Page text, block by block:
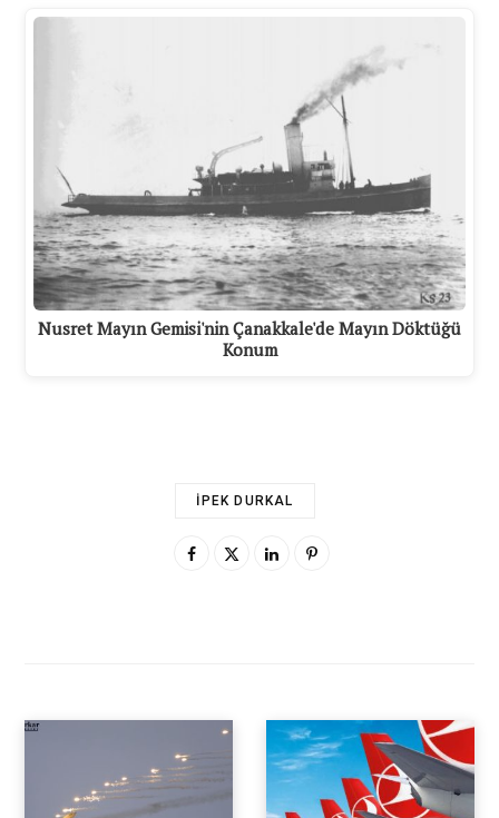
Nusret Mayın Gemisi'nin Çanakkale'de Mayın Döktüğü
Konum
İPEK DURKAL